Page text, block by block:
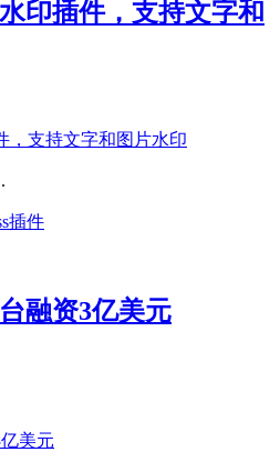
印插件，支持文字和
插件
融资3亿美元